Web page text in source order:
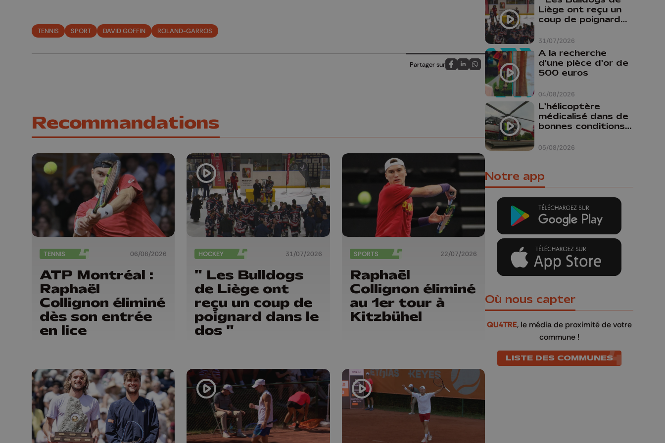
TENNIS SPORT DAVID GOFFIN ROLAND-GARROS
Partager sur
Partagez sur FaceBook
Partagez sur LinkedIn
Partagez sur Whatsapp
Recommandations
TENNIS 06/08/2026
ATP Montréal :
Raphaël
Collignon éliminé
dès son entrée
en lice
HOCKEY 31/07/2026
" Les Bulldogs
de Liège ont
reçu un coup de
poignard dans le
dos "
SPORTS 22/07/2026
Raphaël
Collignon éliminé
au 1er tour à
Kitzbühel
31/07/2026
Liège ont reçu un
coup de poignard
04/08/2026
A la recherche
d'une pièce d'or de
500 euros
05/08/2026
L'hélicoptère
médicalisé dans de
bonnes conditions à
Notre app
Où nous capter
QU4TRE, le média de proximité de votre
commune !
LISTE DES COMMUNES